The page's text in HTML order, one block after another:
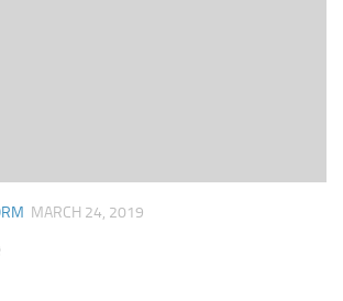
MARCH 24, 2019